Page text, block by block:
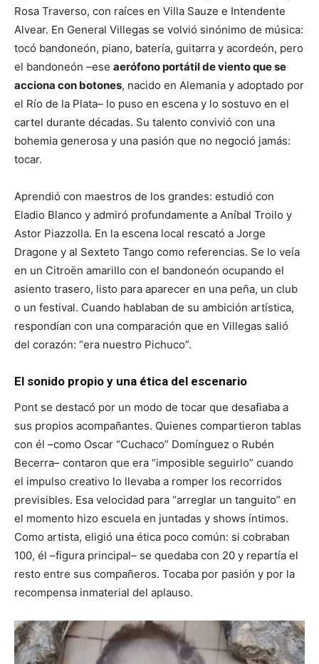
Rosa Traverso, con raíces en Villa Sauze e Intendente
Alvear. En General Villegas se volvió sinónimo de música:
tocó bandoneón, piano, batería, guitarra y acordeón, pero
el bandoneón –ese aerófono portátil de viento que se
acciona con botones, nacido en Alemania y adoptado por
el Río de la Plata– lo puso en escena y lo sostuvo en el
cartel durante décadas. Su talento convivió con una
bohemia generosa y una pasión que no negoció jamás:
tocar.
Aprendió con maestros de los grandes: estudió con
Eladio Blanco y admiró profundamente a Aníbal Troilo y
Astor Piazzolla. En la escena local rescató a Jorge
Dragone y al Sexteto Tango como referencias. Se lo veía
en un Citroën amarillo con el bandoneón ocupando el
asiento trasero, listo para aparecer en una peña, un club
o un festival. Cuando hablaban de su ambición artística,
respondían con una comparación que en Villegas salió
del corazón: “era nuestro Pichuco”.
El sonido propio y una ética del escenario
Pont se destacó por un modo de tocar que desafiaba a
sus propios acompañantes. Quienes compartieron tablas
con él –como Oscar “Cuchaco” Domínguez o Rubén
Becerra– contaron que era “imposible seguirlo” cuando
el impulso creativo lo llevaba a romper los recorridos
previsibles. Esa velocidad para “arreglar un tanguito” en
el momento hizo escuela en juntadas y shows íntimos.
Como artista, eligió una ética poco común: si cobraban
100, él –figura principal– se quedaba con 20 y repartía el
resto entre sus compañeros. Tocaba por pasión y por la
recompensa inmaterial del aplauso.